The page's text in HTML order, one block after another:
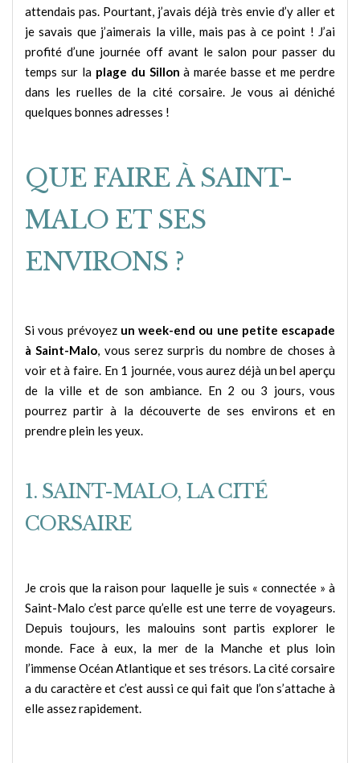
attendais pas. Pourtant, j’avais déjà très envie d’y aller et
je savais que j’aimerais la ville, mais pas à ce point ! J’ai
profité d’une journée off avant le salon pour passer du
temps sur la plage du Sillon à marée basse et me perdre
dans les ruelles de la cité corsaire. Je vous ai déniché
quelques bonnes adresses !
QUE FAIRE À SAINT-
MALO ET SES
ENVIRONS ?
Si vous prévoyez un week-end ou une petite escapade
à Saint-Malo, vous serez surpris du nombre de choses à
voir et à faire. En 1 journée, vous aurez déjà un bel aperçu
de la ville et de son ambiance. En 2 ou 3 jours, vous
pourrez partir à la découverte de ses environs et en
prendre plein les yeux.
1. SAINT-MALO, LA CITÉ
CORSAIRE
Je crois que la raison pour laquelle je suis « connectée » à
Saint-Malo c’est parce qu’elle est une terre de voyageurs.
Depuis toujours, les malouins sont partis explorer le
monde. Face à eux, la mer de la Manche et plus loin
l’immense Océan Atlantique et ses trésors. La cité corsaire
a du caractère et c’est aussi ce qui fait que l’on s’attache à
elle assez rapidement.